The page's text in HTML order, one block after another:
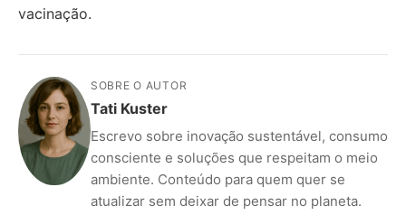
vacinação.
SOBRE O AUTOR
Tati Kuster
Escrevo sobre inovação sustentável, consumo
consciente e soluções que respeitam o meio
ambiente. Conteúdo para quem quer se
atualizar sem deixar de pensar no planeta.